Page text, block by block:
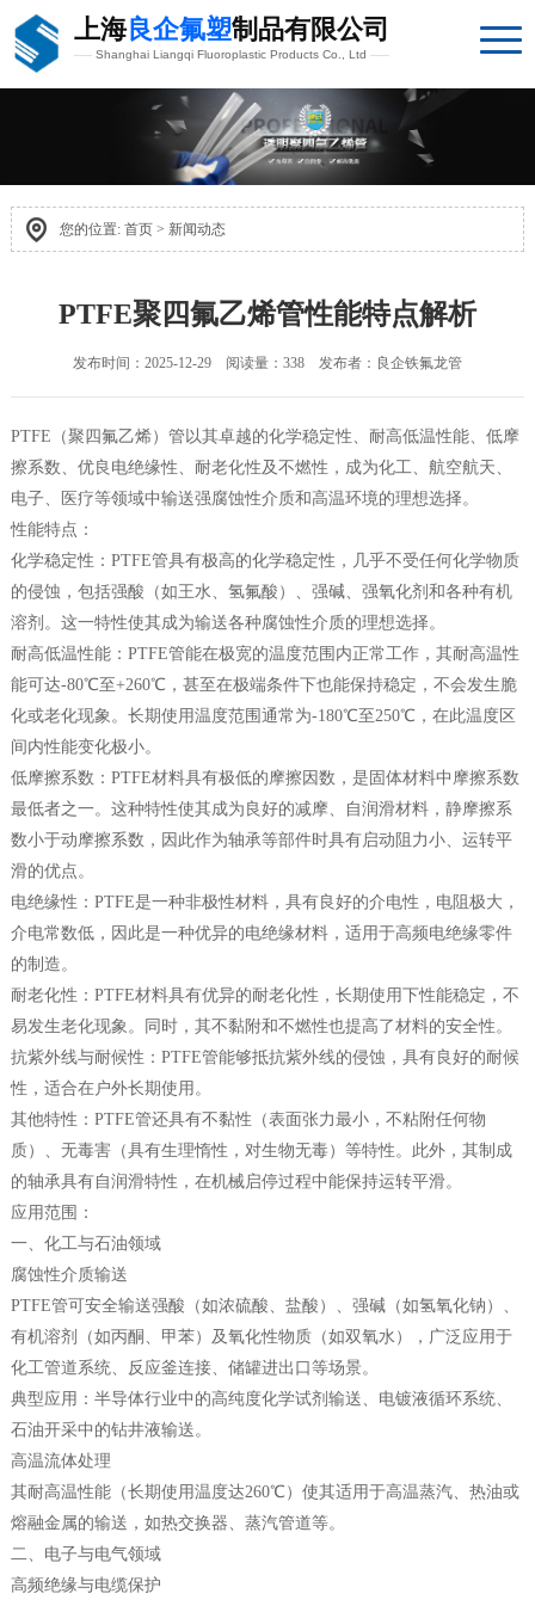
上海良企氟塑制品有限公司
Shanghai Liangqi Fluoroplastic Products Co., Ltd
您的位置: 首页> 新闻动态
PTFE聚四氟乙烯管性能特点解析
发布时间：2025-12-29 阅读量：338 发布者：良企铁氟龙管
PTFE（聚四氟乙烯）管以其卓越的化学稳定性、耐高低温性能、低摩
擦系数、优良电绝缘性、耐老化性及不燃性，成为化工、航空航天、
电子、医疗等领域中输送强腐蚀性介质和高温环境的理想选择。
性能特点：
化学稳定性：PTFE管具有极高的化学稳定性，几乎不受任何化学物质
的侵蚀，包括强酸（如王水、氢氟酸）、强碱、强氧化剂和各种有机
溶剂。这一特性使其成为输送各种腐蚀性介质的理想选择。
耐高低温性能：PTFE管能在极宽的温度范围内正常工作，其耐高温性
能可达-80℃至+260℃，甚至在极端条件下也能保持稳定，不会发生脆
化或老化现象。长期使用温度范围通常为-180℃至250℃，在此温度区
间内性能变化极小。
低摩擦系数：PTFE材料具有极低的摩擦因数，是固体材料中摩擦系数
最低者之一。这种特性使其成为良好的减摩、自润滑材料，静摩擦系
数小于动摩擦系数，因此作为轴承等部件时具有启动阻力小、运转平
滑的优点。
电绝缘性：PTFE是一种非极性材料，具有良好的介电性，电阻极大，
介电常数低，因此是一种优异的电绝缘材料，适用于高频电绝缘零件
的制造。
耐老化性：PTFE材料具有优异的耐老化性，长期使用下性能稳定，不
易发生老化现象。同时，其不黏附和不燃性也提高了材料的安全性。
抗紫外线与耐候性：PTFE管能够抵抗紫外线的侵蚀，具有良好的耐候
性，适合在户外长期使用。
其他特性：PTFE管还具有不黏性（表面张力最小，不粘附任何物
质）、无毒害（具有生理惰性，对生物无毒）等特性。此外，其制成
的轴承具有自润滑特性，在机械启停过程中能保持运转平滑。
应用范围：
一、化工与石油领域
腐蚀性介质输送
PTFE管可安全输送强酸（如浓硫酸、盐酸）、强碱（如氢氧化钠）、
有机溶剂（如丙酮、甲苯）及氧化性物质（如双氧水），广泛应用于
化工管道系统、反应釜连接、储罐进出口等场景。
典型应用：半导体行业中的高纯度化学试剂输送、电镀液循环系统、
石油开采中的钻井液输送。
高温流体处理
其耐高温性能（长期使用温度达260℃）使其适用于高温蒸汽、热油或
熔融金属的输送，如热交换器、蒸汽管道等。
二、电子与电气领域
高频绝缘与电缆保护